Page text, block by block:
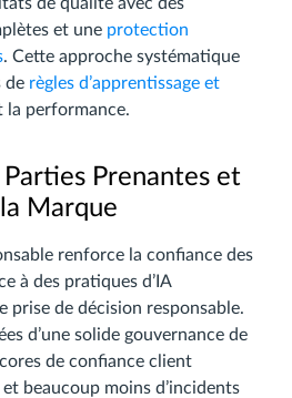
et une protection
. Cette approche systématique
de règles d’apprentissage et
la performance.
Prenantes et
Marque
renforce la confiance des
à des pratiques d’IA
prise de décision responsable.
d’une solide gouvernance de
de confiance client
beaucoup moins d’incidents